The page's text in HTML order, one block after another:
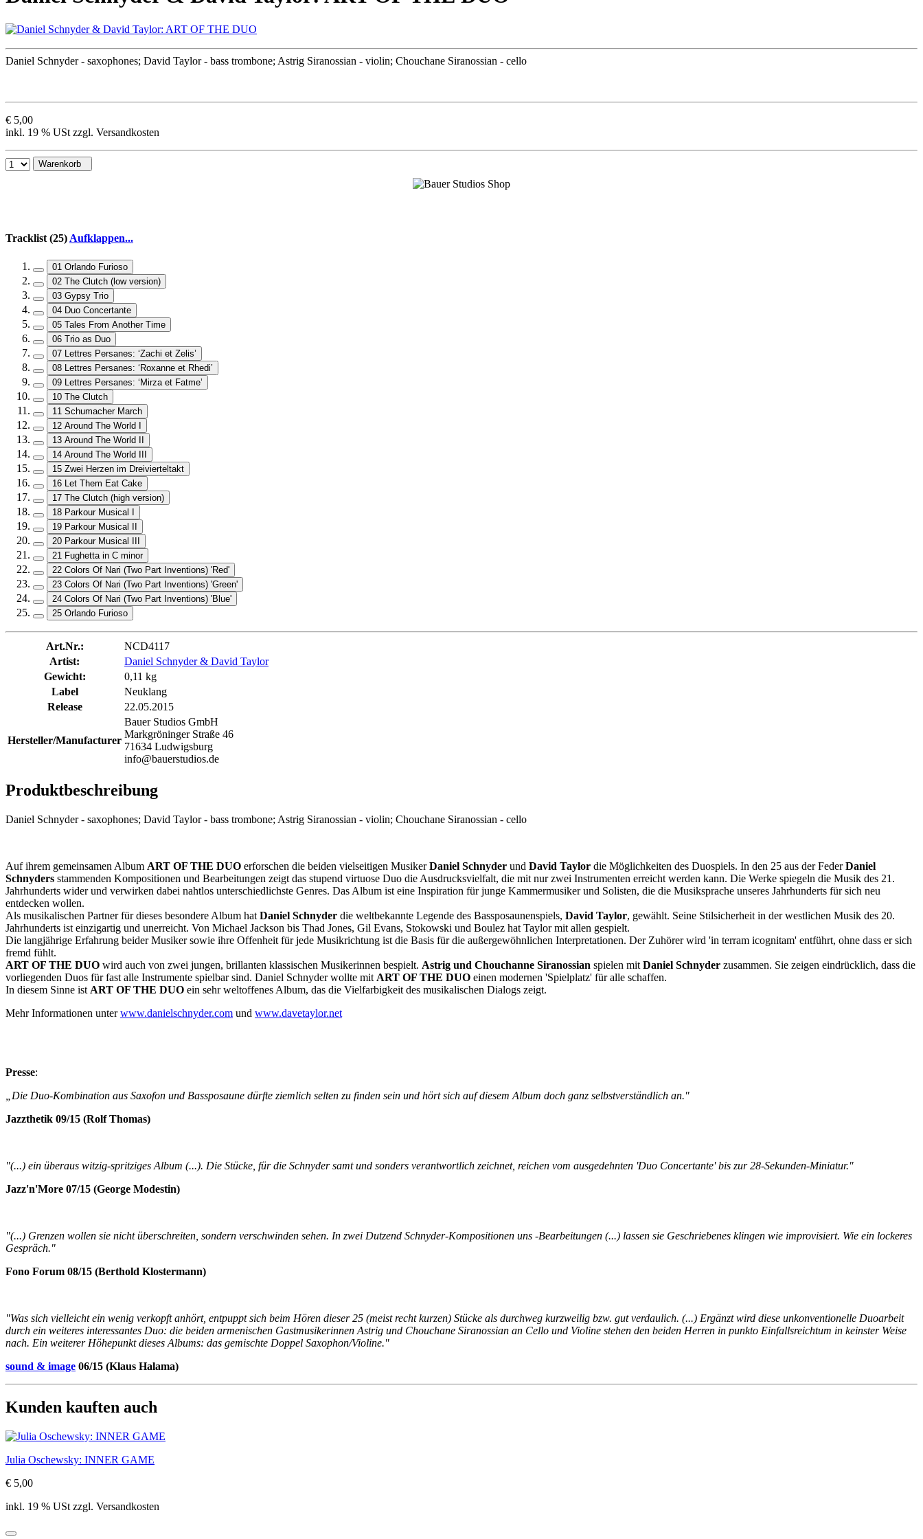
Daniel Schnyder - saxophones; David Taylor - bass trombone; Astrig Siranossian - violin; Chouchane Siranossian - cello
€ 5,00
inkl. 19 % USt zzgl. Versandkosten
Warenkorb
Tracklist (25)Aufklappen...
01 Orlando Furioso
02 The Clutch (low version)
03 Gypsy Trio
04 Duo Concertante
05 Tales From Another Time
06 Trio as Duo
07 Lettres Persanes: ‘Zachi et Zelis’
08 Lettres Persanes: ‘Roxanne et Rhedi’
09 Lettres Persanes: ‘Mirza et Fatme’
10 The Clutch
11 Schumacher March
12 Around The World I
13 Around The World II
14 Around The World III
15 Zwei Herzen im Dreivierteltakt
16 Let Them Eat Cake
17 The Clutch (high version)
18 Parkour Musical I
19 Parkour Musical II
20 Parkour Musical III
21 Fughetta in C minor
22 Colors Of Nari (Two Part Inventions) 'Red'
23 Colors Of Nari (Two Part Inventions) 'Green'
24 Colors Of Nari (Two Part Inventions) 'Blue'
25 Orlando Furioso
Art.Nr.:
NCD4117
Artist:
Daniel Schnyder & David Taylor
Gewicht:
0,11 kg
Label
Neuklang
Release
22.05.2015
Hersteller/Manufacturer
Bauer Studios GmbH
Markgröninger Straße 46
71634 Ludwigsburg
info@bauerstudios.de
Produktbeschreibung
Daniel Schnyder - saxophones; David Taylor - bass trombone; Astrig Siranossian - violin; Chouchane Siranossian - cello
Auf ihrem gemeinsamen Album ART OF THE DUO erforschen die beiden vielseitigen MusikerDaniel Schnyder und David Taylor die Möglichkeiten des Duospiels. In den 25 aus der FederDaniel
Schnyders stammenden Kompositionen und Bearbeitungen zeigt das stupend virtuose Duo die Ausdrucksvielfalt, die mit nur zwei Instrumenten erreicht werden kann. Die Werke spiegeln die Musik des 21.
Jahrhunderts wider und verwirken dabei nahtlos unterschiedlichste Genres. Das Album ist eine Inspiration für junge Kammermusiker und Solisten, die die Musiksprache unseres Jahrhunderts für sich neu
entdecken wollen.
Als musikalischen Partner für dieses besondere Album hat Daniel Schnyder die weltbekannte Legende des Bassposaunenspiels, David Taylor, gewählt. Seine Stilsicherheit in der westlichen Musik des 20.
Jahrhunderts ist einzigartig und unerreicht. Von Michael Jackson bis Thad Jones, Gil Evans, Stokowski und Boulez hat Taylor mit allen gespielt.
Die langjährige Erfahrung beider Musiker sowie ihre Offenheit für jede Musikrichtung ist die Basis für die außergewöhnlichen Interpretationen. Der Zuhörer wird 'in terram icognitam' entführt, ohne dass er sich
fremd fühlt.
ART OF THE DUO wird auch von zwei jungen, brillanten klassischen Musikerinnen bespielt. Astrig und Chouchanne Siranossian spielen mit Daniel Schnyder zusammen. Sie zeigen eindrücklich, dass die
vorliegenden Duos für fast alle Instrumente spielbar sind. Daniel Schnyder wollte mit ART OF THE DUO einen modernen 'Spielplatz' für alle schaffen.
In diesem Sinne ist ART OF THE DUO ein sehr weltoffenes Album, das die Vielfarbigkeit des musikalischen Dialogs zeigt.
Mehr Informationen unterwww.danielschnyder.com und www.davetaylor.net
Presse:
„Die Duo-Kombination aus Saxofon und Bassposaune dürfte ziemlich selten zu finden sein und hört sich auf diesem Album doch ganz selbstverständlich an."
Jazzthetik 09/15 (Rolf Thomas)
"(...) ein überaus witzig-spritziges Album (...). Die Stücke, für die Schnyder samt und sonders verantwortlich zeichnet, reichen vom ausgedehnten 'Duo Concertante' bis zur 28-Sekunden-Miniatur."
Jazz'n'More 07/15 (George Modestin)
"(...) Grenzen wollen sie nicht überschreiten, sondern verschwinden sehen. In zwei Dutzend Schnyder-Kompositionen uns -Bearbeitungen (...) lassen sie Geschriebenes klingen wie improvisiert. Wie ein lockeres
Gespräch."
Fono Forum 08/15 (Berthold Klostermann)
"Was sich vielleicht ein wenig verkopft anhört, entpuppt sich beim Hören dieser 25 (meist recht kurzen) Stücke als durchweg kurzweilig bzw. gut verdaulich. (...) Ergänzt wird diese unkonventionelle Duoarbeit
durch ein weiteres interessantes Duo: die beiden armenischen Gastmusikerinnen Astrig und Chouchane Siranossian an Cello und Violine stehen den beiden Herren in punkto Einfallsreichtum in keinster Weise
nach. Ein weiterer Höhepunkt dieses Albums: das gemischte Doppel Saxophon/Violine."
sound & image 06/15 (Klaus Halama)
Kunden kauften auch
Julia Oschewsky: INNER GAME
€ 5,00
inkl. 19 % USt zzgl. Versandkosten